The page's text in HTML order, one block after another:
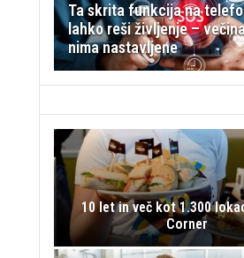
Ta skrita funkcija na
lahko reši življenje –
nima nastavljene
10 let in več kot 1.300
Corner